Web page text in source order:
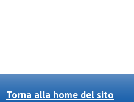
Torna alla home del sito